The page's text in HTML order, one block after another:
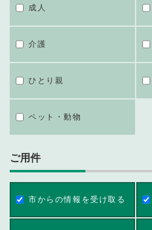
成人
介護
ひとり親
ペット・動物
ご用件
市からの情報を受け取る